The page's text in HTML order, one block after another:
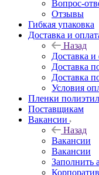
Вопрос-
Отзывы
Гибкая упаковка
Доставка и
Назад
Доставка и
Доставка
Доставка
Условия
Пленки
Поставщикам
Вакансии
Назад
Вакансии
Вакансии
Заполнить